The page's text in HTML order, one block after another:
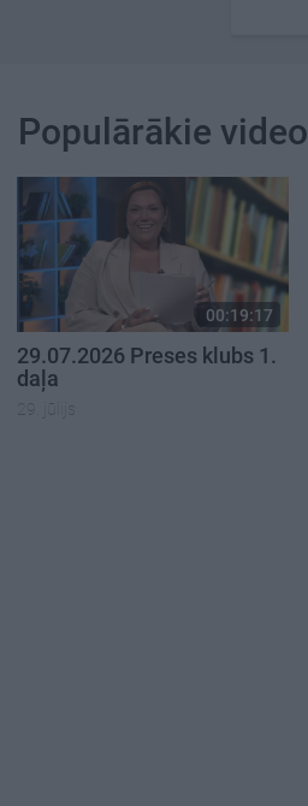
Populārākie video
00:19:17
29.07.2026 Preses klubs 1.
daļa
29. jūlijs